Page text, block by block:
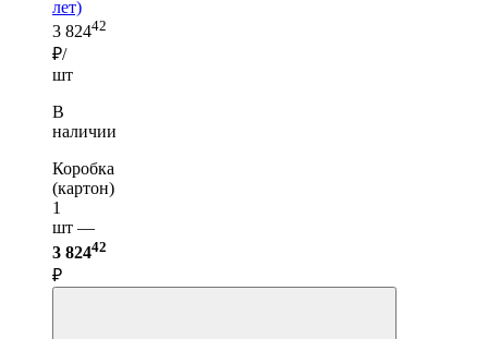
лет)
3 82442
₽/
шт
В
наличии
Коробка
(картон)
1
шт —
3 82442
₽